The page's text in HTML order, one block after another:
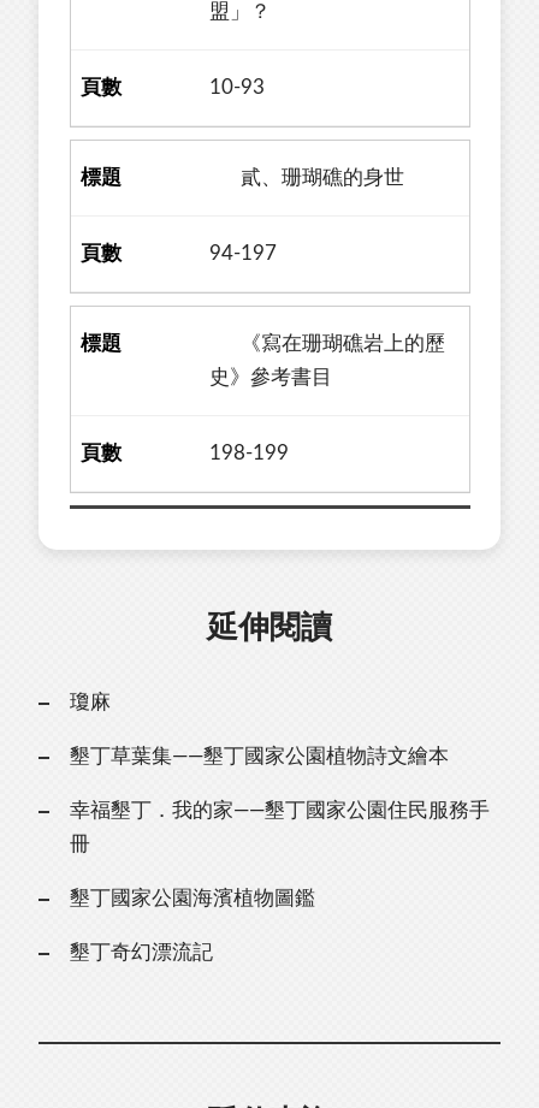
盟」？
10-93
貳、珊瑚礁的身世
94-197
《寫在珊瑚礁岩上的歷
史》參考書目
198-199
延伸閱讀
瓊麻
墾丁草葉集——墾丁國家公園植物詩文繪本
幸福墾丁．我的家——墾丁國家公園住民服務手
冊
墾丁國家公園海濱植物圖鑑
墾丁奇幻漂流記